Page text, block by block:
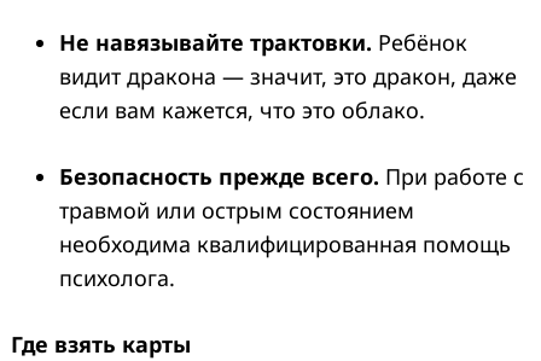
Не навязывайте трактовки. Ребёнок
видит дракона — значит, это дракон, даже
если вам кажется, что это облако.
Безопасность прежде всего. При работе с
травмой или острым состоянием
необходима квалифицированная помощь
психолога.
Где взять карты